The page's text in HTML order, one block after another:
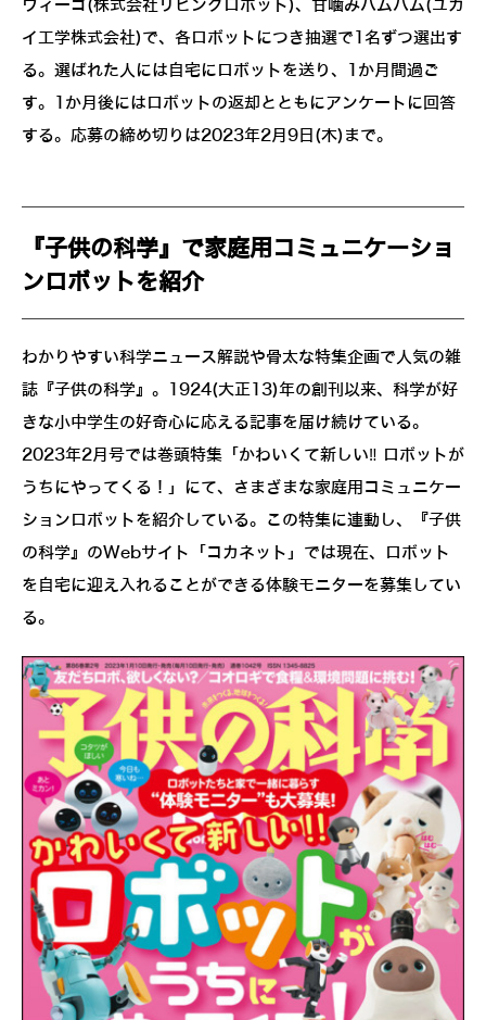
ウィーゴ(株式会社リビングロボット)、甘噛みハムハム(ユカ
イ工学株式会社)で、各ロボットにつき抽選で1名ずつ選出す
る。選ばれた人には自宅にロボットを送り、1か月間過ご
す。1か月後にはロボットの返却とともにアンケートに回答
する。応募の締め切りは2023年2月9日(木)まで。
『子供の科学』で家庭用コミュニケーショ
ンロボットを紹介
わかりやすい科学ニュース解説や骨太な特集企画で人気の雑
誌『子供の科学』。1924(大正13)年の創刊以来、科学が好
きな小中学生の好奇心に応える記事を届け続けている。
2023年2月号では巻頭特集「かわいくて新しい‼ ロボットが
うちにやってくる！」にて、さまざまな家庭用コミュニケー
ションロボットを紹介している。この特集に連動し、『子供
の科学』のWebサイト「コカネット」では現在、ロボット
を自宅に迎え入れることができる体験モニターを募集してい
る。